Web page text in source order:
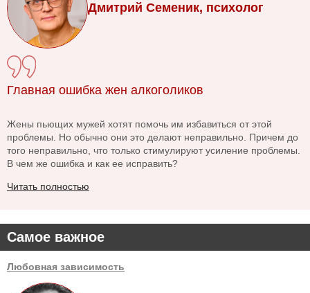
Самое важное
Любовная зависимость
Дмитрий Семеник, психолог
Главная ошибка жен алкоголиков
Жены пьющих мужей хотят помочь им избавиться от этой
проблемы. Но обычно они это делают неправильно. Причем до
того неправильно, что только стимулируют усиление проблемы.
В чем же ошибка и как ее исправить?
Читать полностью